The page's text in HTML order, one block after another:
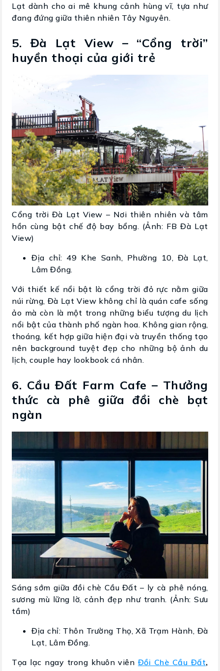
Lạt dành cho ai mê khung cảnh hùng vĩ, tựa như
đang đứng giữa thiên nhiên Tây Nguyên.
5. Đà Lạt View – “Cổng trời”
huyền thoại của giới trẻ
Cổng trời Đà Lạt View – Nơi thiên nhiên và tâm
hồn cùng bật chế độ bay bổng. (Ảnh: FB Đà Lạt
View)
Địa chỉ: 49 Khe Sanh, Phường 10, Đà Lạt,
Lâm Đồng.
Với thiết kế nổi bật là cổng trời đỏ rực nằm giữa
núi rừng, Đà Lạt View không chỉ là quán cafe sống
ảo mà còn là một trong những biểu tượng du lịch
nổi bật của thành phố ngàn hoa. Không gian rộng,
thoáng, kết hợp giữa hiện đại và truyền thống tạo
nên background tuyệt đẹp cho những bộ ảnh du
lịch, couple hay lookbook cá nhân.
6. Cầu Đất Farm Cafe – Thưởng
thức cà phê giữa đồi chè bạt
ngàn
Sáng sớm giữa đồi chè Cầu Đất – ly cà phê nóng,
sương mù lững lờ, cảnh đẹp như tranh. (Ảnh: Sưu
tầm)
Địa chỉ: Thôn Trường Thọ, Xã Trạm Hành, Đà
Lạt, Lâm Đồng.
Tọa lạc ngay trong khuôn viên Đồi Chè Cầu Đất,